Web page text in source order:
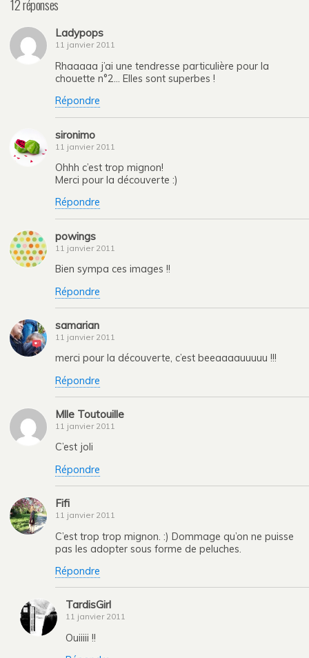
12 réponses
Ladypops
11 janvier 2011
Rhaaaaa j’ai une tendresse particulière pour la
chouette n°2… Elles sont superbes !
Répondre
sironimo
11 janvier 2011
Ohhh c’est trop mignon!
Merci pour la découverte :)
Répondre
powings
11 janvier 2011
Bien sympa ces images !!
Répondre
samarian
11 janvier 2011
merci pour la découverte, c’est beeaaaauuuuu !!!
Répondre
Mlle Toutouille
11 janvier 2011
C’est joli
Répondre
Fifi
11 janvier 2011
C’est trop trop mignon. :) Dommage qu’on ne puisse
pas les adopter sous forme de peluches.
Répondre
TardisGirl
11 janvier 2011
Ouiiiii !!